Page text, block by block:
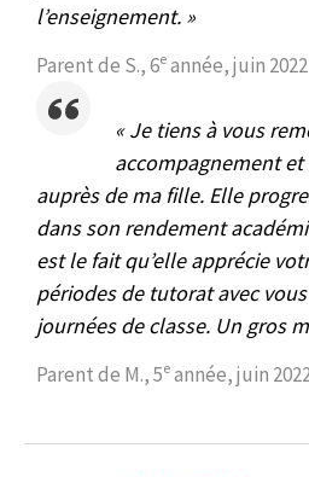
l’enseignement. »
Parent de S., 6eannée, juin 2022
« Je tiens à vous
accompagnement
auprès de ma fille. Elle
dans son rendement
est le fait qu’elle apprécie
périodes de tutorat avec
journées de classe. Un gros
Parent de M., 5eannée, juin